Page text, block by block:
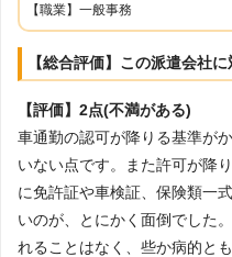
【職業】一般事務
【総合評価】この派遣会社
【評価】2点(不満がある)
車通勤の認可が降りる基準が
いない点です。また許可が降
に免許証や車検証、保険類一
いのが、とにかく面倒でした
れることはなく、些か病的と